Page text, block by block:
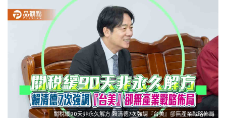
關稅緩90天非永久解方 賴清德7次強調『台美』卻無產業戰略佈局